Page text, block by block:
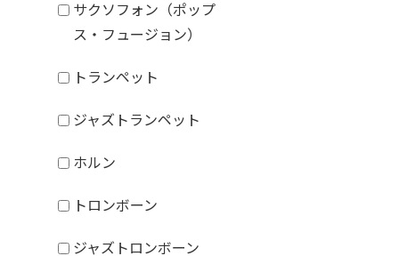
サクソフォン（ポップ
ス・フュージョン）
トランペット
ジャズトランペット
ホルン
トロンボーン
ジャズトロンボーン